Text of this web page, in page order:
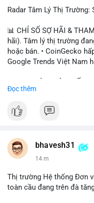
Radar Tâm Lý Thị
📊 CHỈ SỐ SỢ HÃI &
hãi). Tâm lý thị trường
hoặc bán. • CoinGecko
Google Trends Việt Nam
ONDO, CASHCAT. • Chủ
BTC breakout và lệnh
định crypto là 'vấn đề lớn'
trợ cổ phiếu Apple/IBM. •
💡 NHẬN ĐỊNH &
Đọc thêm
bhavesh31
14 m
Thị trường Hệ thống Đơn
toàn cầu đang trên đà